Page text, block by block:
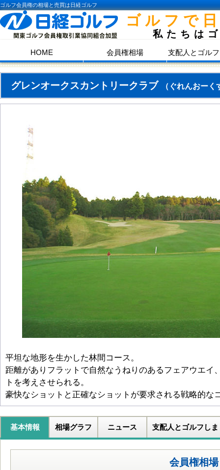
ゴルフ会員権の相場と売買は日経ゴルフ
ゴルフで
私たちは
HOME 会員権相場 支配人とゴル
グレンオークスカントリークラブ （ぐれんおー
平坦な地形を生かした林間コース。
距離がありフラットで自然なうねりのあるフェアウエイ
トを考えさせられる。
豪快なショットと正確なショットが要求される戦略的な
基本情報 相場グラフ ニュース 支配人とゴルフしま
会員権相場